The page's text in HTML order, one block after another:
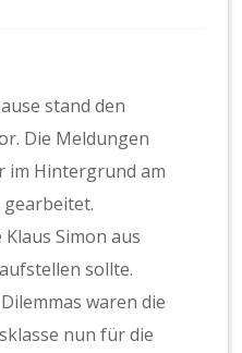
stand den
Die Meldungen
im Hintergrund am
gearbeitet.
Simon aus
sollte.
waren die
nun für die